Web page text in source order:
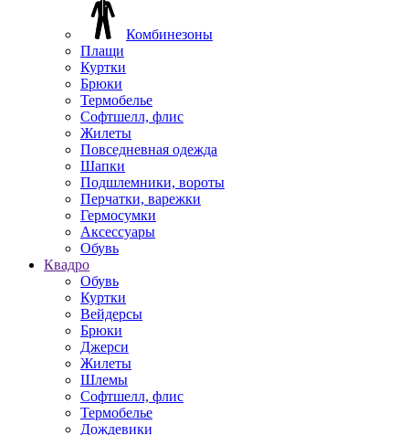
Комбинезоны
Плащи
Куртки
Брюки
Термобелье
Софтшелл, флис
Жилеты
Повседневная одежда
Шапки
Подшлемники, вороты
Перчатки, варежки
Гермосумки
Аксессуары
Обувь
Квадро
Обувь
Куртки
Вейдерсы
Брюки
Джерси
Жилеты
Шлемы
Софтшелл, флис
Термобелье
Дождевики